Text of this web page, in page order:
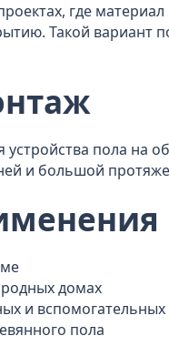
где
Такой вариант
пола на
и большой
домах
и
пола